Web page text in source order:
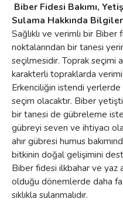
Biber Fidesi Bakımı,
Sulama Hakkında Bilgiler
Sağlıklı ve verimli bir
noktalarından bir tanesi
seçilmesidir. Toprak seçimi
karakterli topraklarda
Erkenciliğin istendi
seçim olacaktır. Biber
bir tanesi de gübreleme
gübreyi seven ve ihtiyacı
ahır gübresi humus
bitkinin doğal gelişimini
Biber fidesi ilkbahar ve yaz
olduğu dönemlerde daha
sıklıkla sulanmalıdır.